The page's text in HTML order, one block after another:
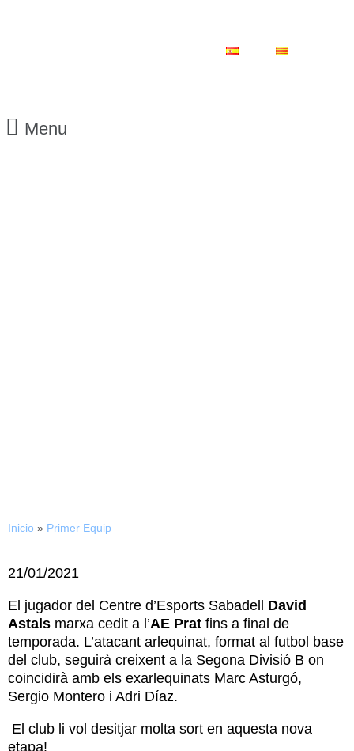
Menu
Inicio » Primer Equip
21/01/2021
El jugador del Centre d’Esports Sabadell David
Astals marxa cedit a l’AE Prat fins a final de
temporada. L’atacant arlequinat, format al futbol base
del club, seguirà creixent a la Segona Divisió B on
coincidirà amb els exarlequinats Marc Asturgó,
Sergio Montero i Adri Díaz.
El club li vol desitjar molta sort en aquesta nova
etapa!